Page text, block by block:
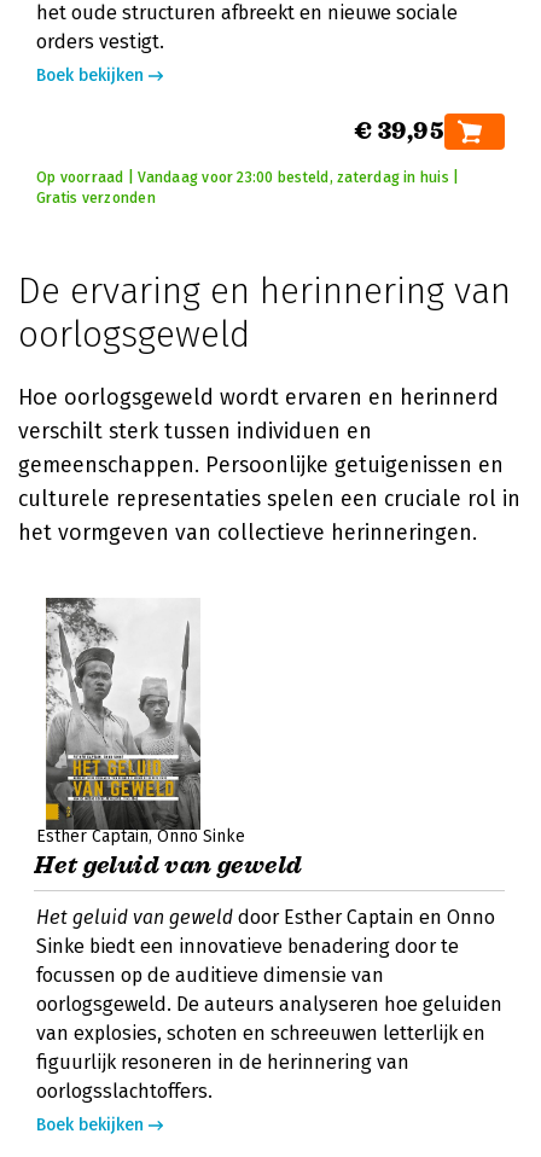
het oude structuren afbreekt en nieuwe sociale
orders vestigt.
Boek bekijken
€ 39,95
Op voorraad | Vandaag voor 23:00 besteld, zaterdag in huis |
Gratis verzonden
De ervaring en herinnering van
oorlogsgeweld
Hoe oorlogsgeweld wordt ervaren en herinnerd
verschilt sterk tussen individuen en
gemeenschappen. Persoonlijke getuigenissen en
culturele representaties spelen een cruciale rol in
het vormgeven van collectieve herinneringen.
Esther Captain Onno Sinke
Het geluid van geweld
Het geluid van geweld door Esther Captain en Onno
Sinke biedt een innovatieve benadering door te
focussen op de auditieve dimensie van
oorlogsgeweld. De auteurs analyseren hoe geluiden
van explosies, schoten en schreeuwen letterlijk en
figuurlijk resoneren in de herinnering van
oorlogsslachtoffers.
Boek bekijken